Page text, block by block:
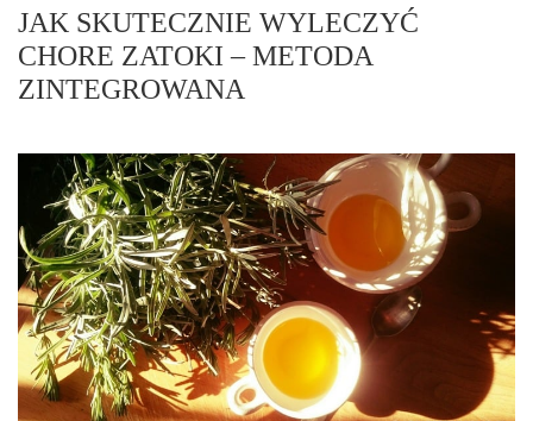
JAK SKUTECZNIE WYLECZYĆ
CHORE ZATOKI – METODA
ZINTEGROWANA